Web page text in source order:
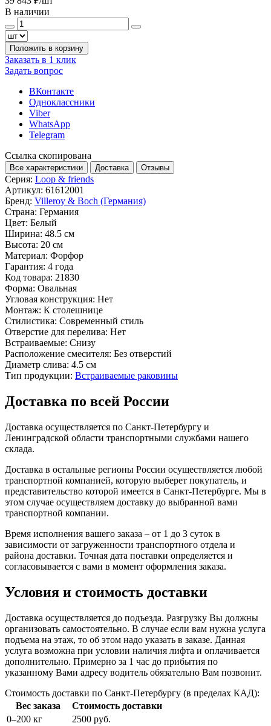
В наличии
Положить в корзину
Заказать в 1 клик
Задать вопрос
ВКонтакте
Одноклассники
Viber
WhatsApp
Telegram
Ссылка скопирована
Все характеристики Доставка Отзывы
Серия: Loop & friends
Артикул: 61612001
Бренд: Villeroy & Boch (Германия)
Страна: Германия
Цвет: Белый
Ширина: 48.5 см
Высота: 20 см
Материал: Форфор
Гарантия: 4 года
Код товара: 21830
Форма: Овальная
Угловая конструкция: Нет
Монтаж: К столешнице
Стилистика: Современный стиль
Отверстие для перелива: Нет
Встраиваемые: Снизу
Расположение смесителя: Без отверстий
Диаметр слива: 4.5 см
Тип продукции: Встраиваемые раковины
Доставка по всей России
Доставка осуществляется по Санкт-Петербургу и
Ленинградской области транспортными службами нашего
склада.
Доставка в остальные регионы России осуществляется любой
транспортной компанией, которую выберет покупатель, и
представительство которой имеется в Санкт-Петербурге. Мы в
этом случае осуществляем доставку до выбранной вами
транспортной компании.
Время исполнения вашего заказа – от 1 до 3 суток в
зависимости от загруженности транспортного отдела и
района доставки. Точная дата поставки определяется и
согласовывается с вами в момент оформления заказа.
Условия и стоимость доставки
Доставка осуществляется до подъезда. Разгрузку Вы должны
организовать самостоятельно. В случае если вам нужна услуга
подъема на этаж, то об этом надо указать в заказе. Данная
услуга возможна при условии наличия лифта и оплачивается
дополнительно. Примерно за 1 час до прибытия по
указанному Вами адресу водитель обязательно Вам позвонит.
Стоимость доставки по Санкт-Петербургу (в пределах КАД):
Вес заказа
Стоимость доставки
0–200 кг
2500 руб.